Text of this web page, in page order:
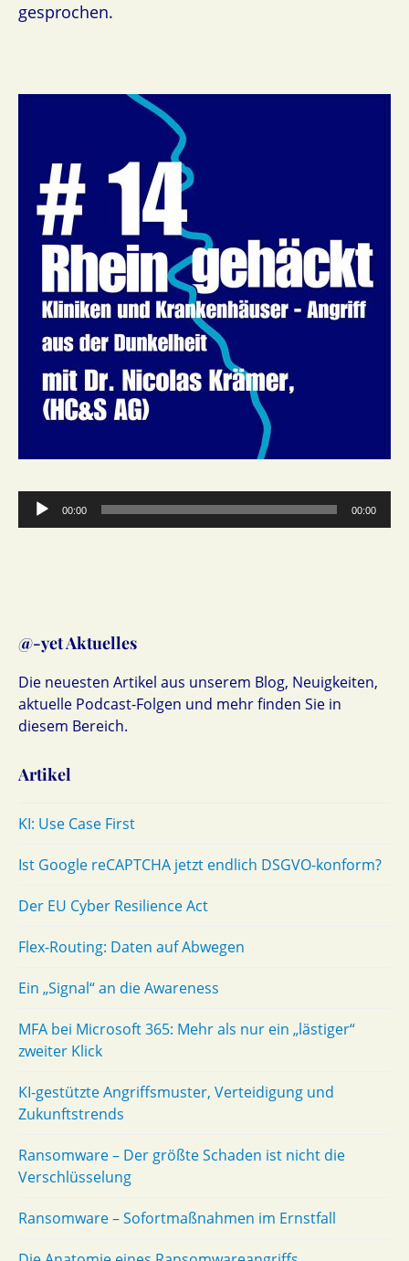
gesprochen.
Audio-
Player
00:00 00:00
@-yet Aktuelles
Die neuesten Artikel aus unserem Blog, Neuigkeiten,
aktuelle Podcast-Folgen und mehr finden Sie in
diesem Bereich.
Artikel
KI: Use Case First
Ist Google reCAPTCHA jetzt endlich DSGVO-konform?
Der EU Cyber Resilience Act
Flex-Routing: Daten auf Abwegen
Ein „Signal“ an die Awareness
MFA bei Microsoft 365: Mehr als nur ein „lästiger“
zweiter Klick
KI-gestützte Angriffsmuster, Verteidigung und
Zukunftstrends
Ransomware – Der größte Schaden ist nicht die
Verschlüsselung
Ransomware – Sofortmaßnahmen im Ernstfall